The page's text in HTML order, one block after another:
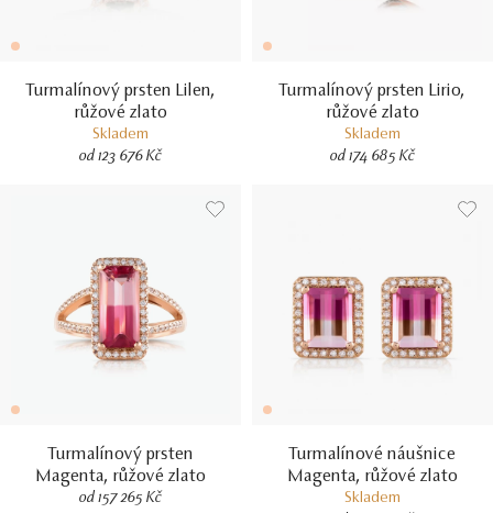
Turmalínový prsten Lilen,
růžové zlato
Skladem
od 123 676 Kč
Turmalínový prsten Lirio,
růžové zlato
Skladem
od 174 685 Kč
Turmalínový prsten
Magenta, růžové zlato
od 157 265 Kč
Turmalínové náušnice
Magenta, růžové zlato
Skladem